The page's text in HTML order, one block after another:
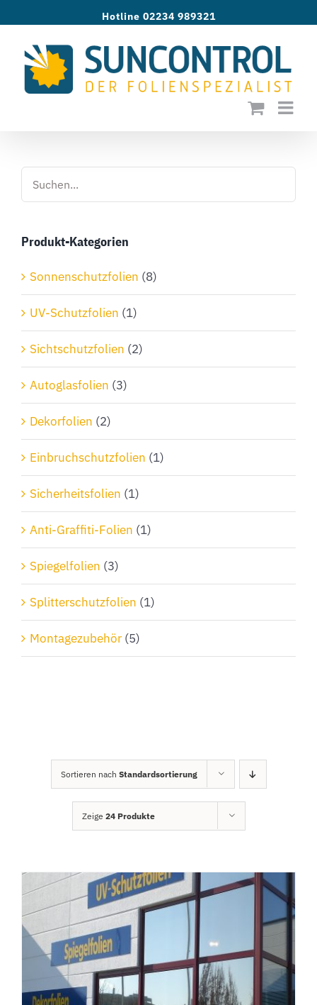
springen
Hotline 02234 989321
Sortieren nach Standardsortierung
Zeige 24 Produkte
Produkt-Kategorien
Sonnenschutzfolien (8)
UV-Schutzfolien (1)
Sichtschutzfolien (2)
Autoglasfolien (3)
Dekorfolien (2)
Einbruchschutzfolien (1)
Sicherheitsfolien (1)
Anti-Graffiti-Folien (1)
Spiegelfolien (3)
Splitterschutzfolien (1)
Montagezubehör (5)